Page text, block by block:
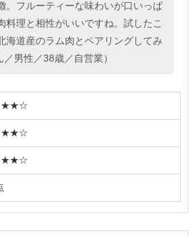
。フルーティーな味わいが口いっぱ
料理と相性がいいですね。試したこ
海道産のラム肉とペアリングしてみ
男性／38歳／自営業）